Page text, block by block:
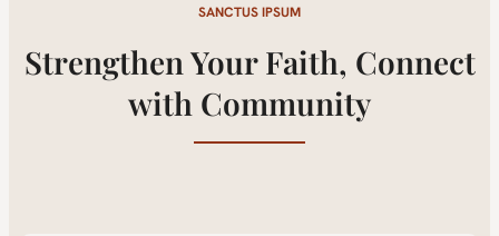
SANCTUS IPSUM
Strengthen Your Faith, Connect
with Community